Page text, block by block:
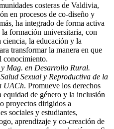
costeras de Valdivia,
en procesos de co-diseño y
ha integrado de forma activa
formación universitaria, con
ciencia, la educación y la
transformar la manera en que
conocimiento.
Mag. en Desarrollo Rural.
Sexual y Reproductiva de la
UACh. Promueve los derechos
equidad de género y la inclusión
proyectos dirigidos a
sociales y estudiantes,
aprendizaje y co-creación de